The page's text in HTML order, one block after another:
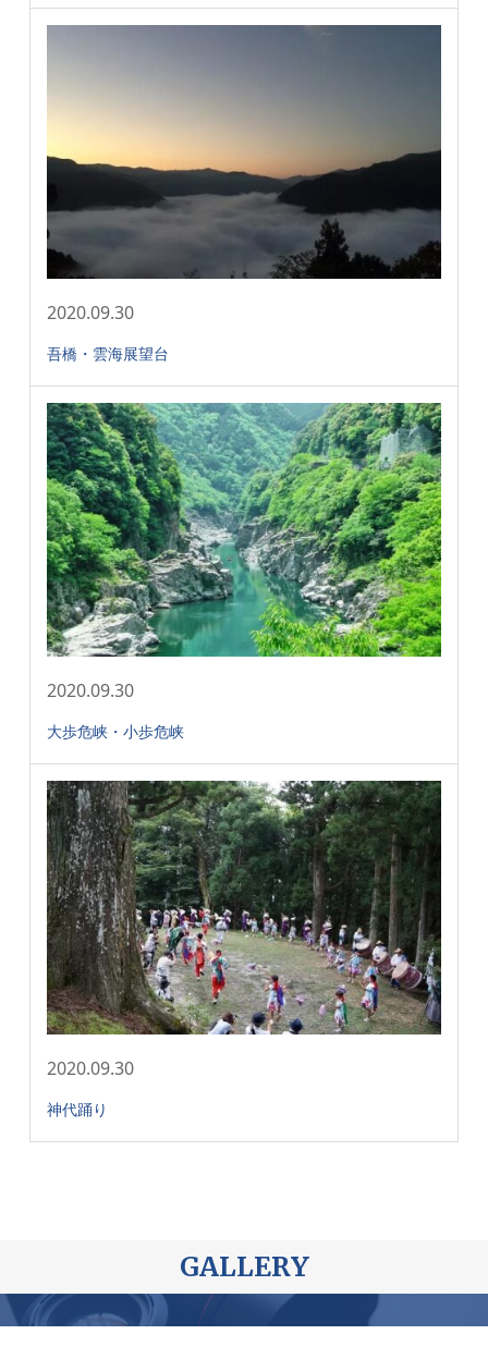
2020.09.30
吾橋・雲海展望台
2020.09.30
大歩危峡・小歩危峡
2020.09.30
神代踊り
GALLERY